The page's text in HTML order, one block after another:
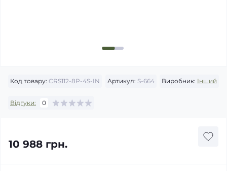
Код товару: CRS112-8P-4S-IN Артикул: S-664 Виробник: Інший
Відгуки: 0
10 988 грн.